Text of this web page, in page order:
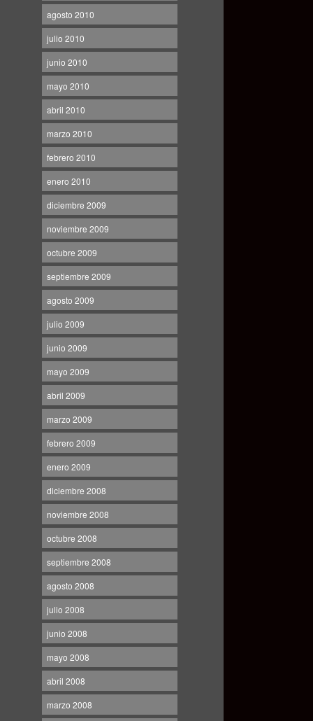
agosto 2010
julio 2010
junio 2010
mayo 2010
abril 2010
marzo 2010
febrero 2010
enero 2010
diciembre 2009
noviembre 2009
octubre 2009
septiembre 2009
agosto 2009
julio 2009
junio 2009
mayo 2009
abril 2009
marzo 2009
febrero 2009
enero 2009
diciembre 2008
noviembre 2008
octubre 2008
septiembre 2008
agosto 2008
julio 2008
junio 2008
mayo 2008
abril 2008
marzo 2008